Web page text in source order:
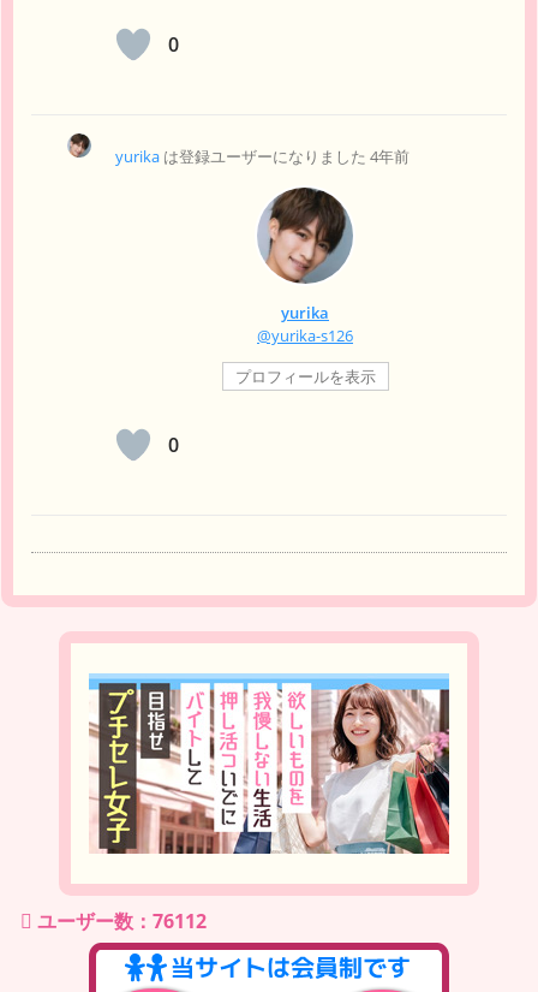
0
yurika は登録ユーザーになりました 4年前
yurika
@yurika-s126
プロフィールを表示
0
ユーザー数：76112